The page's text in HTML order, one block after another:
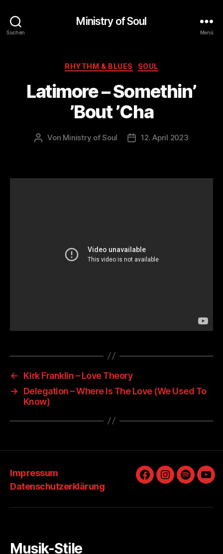
Suchen
Ministry of Soul
Menü
Kategorien
RHYTHM & BLUES SOUL
Latimore – Somethin’
’Bout ’Cha
Beitragsautor
Von Ministry of Soul Veröffentlichungsdatum
12. April 2023
←
Kirk Franklin – Love Theory
→
Delegation – Where Is The Love (We Used To
Know)
Impressum
Datenschutzerklärung
FacebookInstagram
Spotify
Musik-Stile